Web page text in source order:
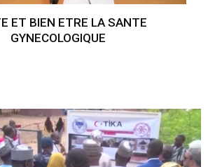
ET BIEN ETRE LA SANTE
GYNECOLOGIQUE